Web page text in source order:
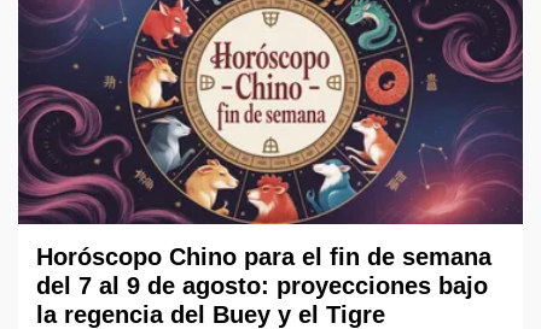
Horóscopo Chino para el fin de semana
del 7 al 9 de agosto: proyecciones bajo
la regencia del Buey y el Tigre